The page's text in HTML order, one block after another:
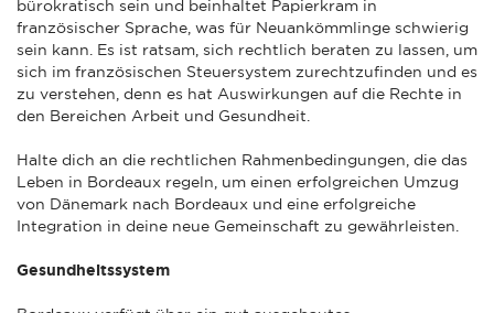
bürokratisch sein und beinhaltet Papierkram in
französischer Sprache, was für Neuankömmlinge schwierig
sein kann. Es ist ratsam, sich rechtlich beraten zu lassen, um
sich im französischen Steuersystem zurechtzufinden und es
zu verstehen, denn es hat Auswirkungen auf die Rechte in
den Bereichen Arbeit und Gesundheit.
Halte dich an die rechtlichen Rahmenbedingungen, die das
Leben in Bordeaux regeln, um einen erfolgreichen Umzug
von Dänemark nach Bordeaux und eine erfolgreiche
Integration in deine neue Gemeinschaft zu gewährleisten.
Gesundheitssystem